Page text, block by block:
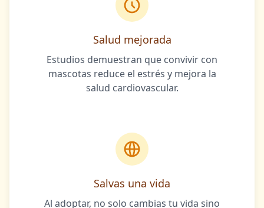
Salud mejorada
Estudios demuestran que convivir con
mascotas reduce el estrés y mejora la
salud cardiovascular.
Salvas una vida
Al adoptar, no solo cambias tu vida sino